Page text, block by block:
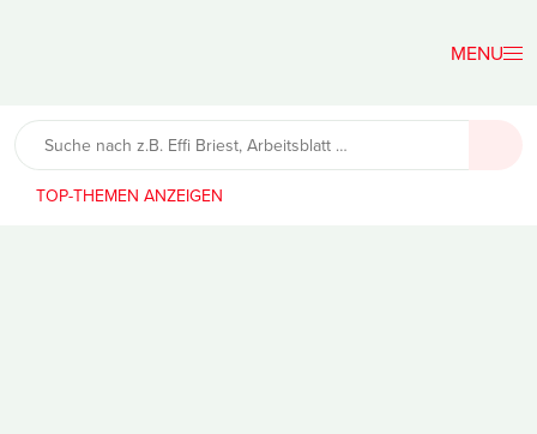
Lehrerfreund
TOP-THEMEN